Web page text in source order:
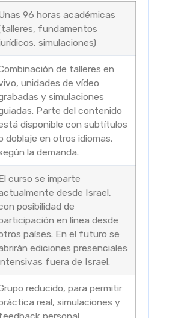
96 horas académicas
fundamentos
simulaciones)
de talleres en
unidades de vídeo
y simulaciones
Parte del contenido
disponible con subtítulos
doblaje en otros idiomas,
la demanda.
curso se imparte
desde Israel,
posibilidad de
en línea desde
países. En el futuro se
ediciones presenciales
fuera de Israel.
reducido, para permitir
real, simulaciones y